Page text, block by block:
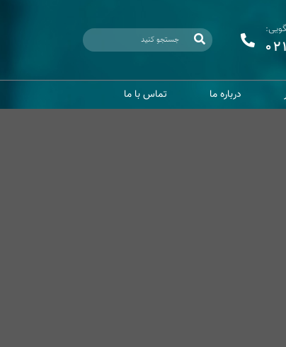
درباره ما تماس با ما